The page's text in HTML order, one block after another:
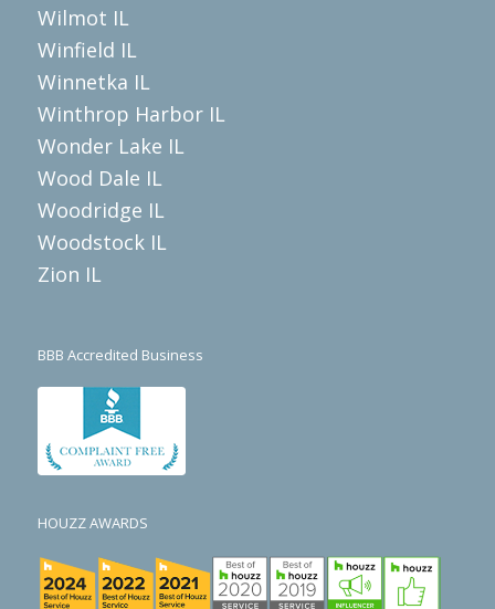
Wilmot IL
Winfield IL
Winnetka IL
Winthrop Harbor IL
Wonder Lake IL
Wood Dale IL
Woodridge IL
Woodstock IL
Zion IL
BBB Accredited Business
HOUZZ AWARDS